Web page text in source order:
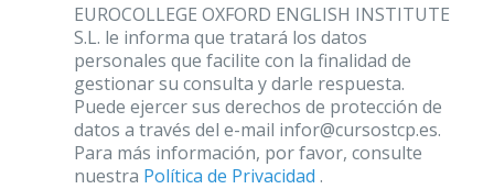
EUROCOLLEGE OXFORD ENGLISH INSTITUTE
S.L. le informa que tratará los datos
personales que facilite con la finalidad de
gestionar su consulta y darle respuesta.
Puede ejercer sus derechos de protección de
datos a través del e-mail infor@cursostcp.es.
Para más información, por favor, consulte
nuestra Política de Privacidad .